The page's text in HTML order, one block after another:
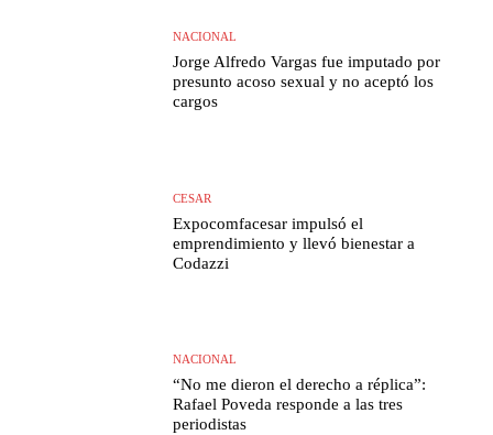
NACIONAL
Jorge Alfredo Vargas fue imputado por
presunto acoso sexual y no aceptó los
cargos
CESAR
Expocomfacesar impulsó el
emprendimiento y llevó bienestar a
Codazzi
NACIONAL
“No me dieron el derecho a réplica”:
Rafael Poveda responde a las tres
periodistas